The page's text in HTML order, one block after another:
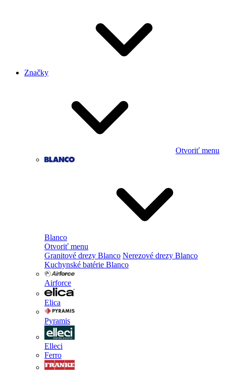
Značky
Otvoriť menu
Blanco
Otvoriť menu
Granitové drezy Blanco Nerezové drezy Blanco
Kuchynské batérie Blanco
Airforce
Elica
Pyramis
Elleci
Ferro